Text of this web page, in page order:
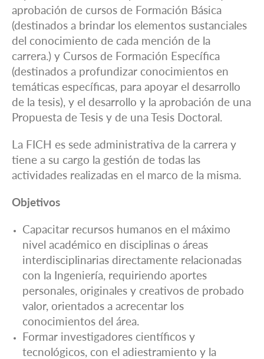
aprobación de cursos de Formación Básica
(destinados a brindar los elementos sustanciales
del conocimiento de cada mención de la
carrera.) y Cursos de Formación Específica
(destinados a profundizar conocimientos en
temáticas específicas, para apoyar el desarrollo
de la tesis), y el desarrollo y la aprobación de una
Propuesta de Tesis y de una Tesis Doctoral.
La FICH es sede administrativa de la carrera y
tiene a su cargo la gestión de todas las
actividades realizadas en el marco de la misma.
Objetivos
Capacitar recursos humanos en el máximo
nivel académico en disciplinas o áreas
interdisciplinarias directamente relacionadas
con la Ingeniería, requiriendo aportes
personales, originales y creativos de probado
valor, orientados a acrecentar los
conocimientos del área.
Formar investigadores científicos y
tecnológicos, con el adiestramiento y la